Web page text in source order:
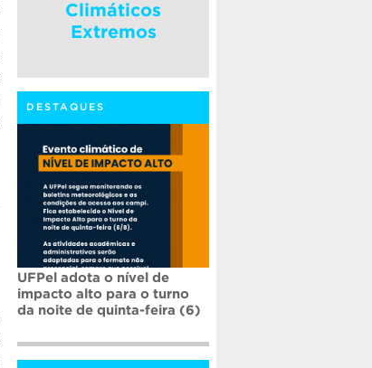
Climáticos
Extremos
DESTAQUES
UFPel adota o nível de
impacto alto para o turno
da noite de quinta-feira (6)